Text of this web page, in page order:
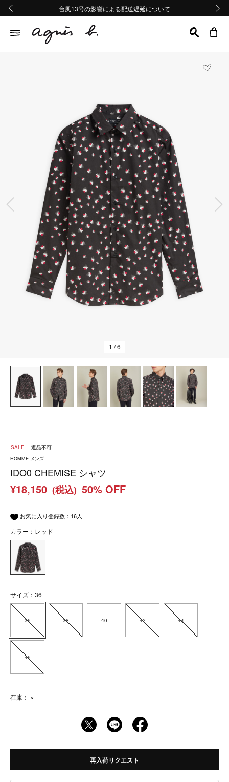
熊本地域地震の影響による配送遅延について
Summer Sale 2buy10%OFF!!
台風13号の影響による配送遅延について
熊本地域地震の影響による配送遅延について
Summer Sale 2buy10%OFF!!
前の画像
1 / 6
SALE 返品不可
HOMME メンズ
IDO0 CHEMISE シャツ
¥18,150 (税込) 50% OFF
お気に入り登録数： 16人
カラー：レッド
サイズ：36
36 38 40 42 44
46
在庫： ×
再入荷リクエスト